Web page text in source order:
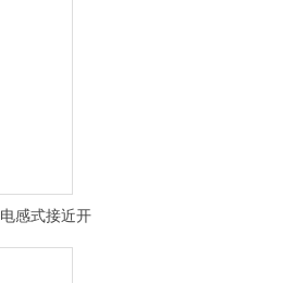
感式接近开